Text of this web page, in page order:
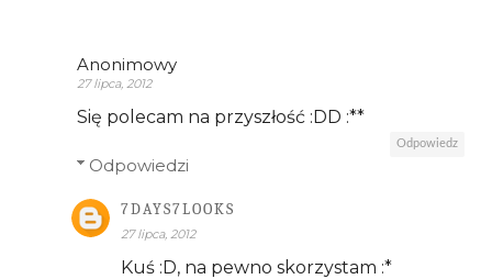
Anonimowy
27 lipca, 2012
Się polecam na przyszłość :DD :**
Odpowiedz
Odpowiedzi
7DAYS7LOOKS
27 lipca, 2012
Kuś :D, na pewno skorzystam :*